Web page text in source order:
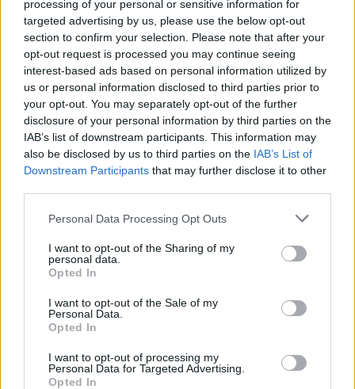
processing of your personal or sensitive information for
targeted advertising by us, please use the below opt-out
section to confirm your selection. Please note that after your
opt-out request is processed you may continue seeing
interest-based ads based on personal information utilized by
us or personal information disclosed to third parties prior to
your opt-out. You may separately opt-out of the further
disclosure of your personal information by third parties on the
IAB’s list of downstream participants. This information may
also be disclosed by us to third parties on the IAB’s List of
Downstream Participants that may further disclose it to other
Personal Data Processing Opt Outs
I want to opt-out of the Sharing of my
personal data.
Opted In
I want to opt-out of the Sale of my
Personal Data.
Opted In
I want to opt-out of processing my
Personal Data for Targeted Advertising.
Opted In
Vladimiras Putinas Kim Jong Un Rusija Rodyti daugiau žymių
Komentuoti po šiuo straipsniu
Komentuoti gali tik Lrytas registruoti vartotojai.
Prisijunkite prie registruotų vartotojų
bendruomenės ir bendraukite komentaruose!
Prisijungti komentatoriams